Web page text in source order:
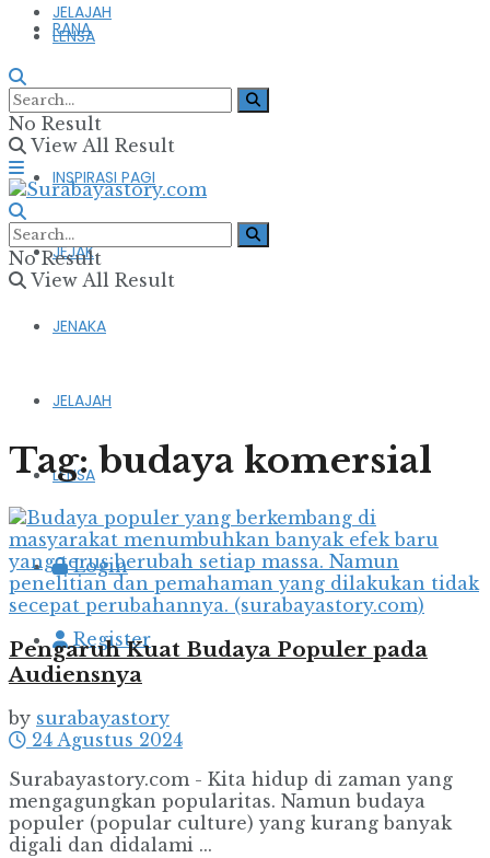
RANA
FIKSI & PUISI
INSPIRASI PAGI
JEJAK
JENAKA
JELAJAH
LENSA
Login
Register
JELAJAH
LENSA
No Result
View All Result
No Result
View All Result
Tag:budaya komersial
Pengaruh Kuat Budaya Populer pada
Audiensnya
by surabayastory
24 Agustus 2024
Surabayastory.com - Kita hidup di zaman yang
mengagungkan popularitas. Namun budaya
populer (popular culture) yang kurang banyak
digali dan didalami ...